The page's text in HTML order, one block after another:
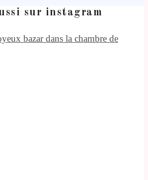
sur instagram
bazar dans la chambre de